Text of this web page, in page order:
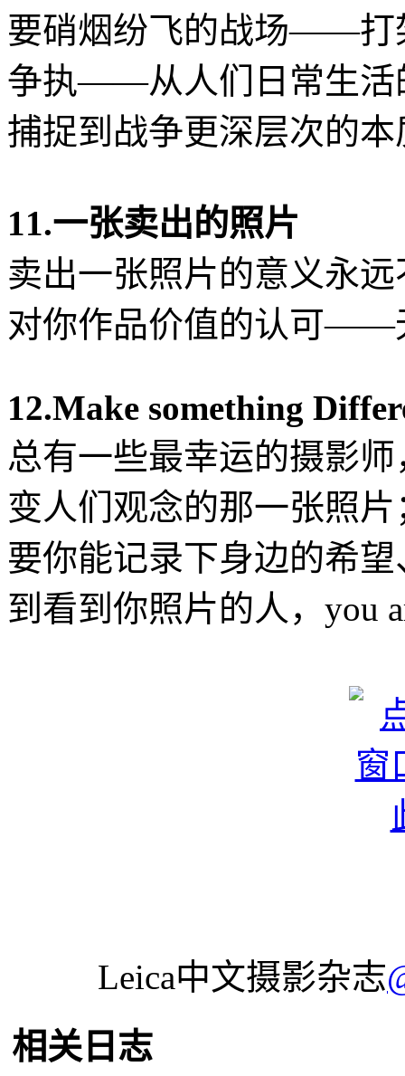
要硝烟纷飞的战场——打
争执——从人们日常生活
捕捉到战争更深层次的本
11.一张卖出的照片
卖出一张照片的意义永
对你作品价值的认可——
12.Make something
总有一些最幸运的摄影
变人们观念的那一张照
要你能记录下身边的希
到看到你照片的人，you
Leica中文摄影杂志
相关日志